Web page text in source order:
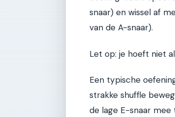
snaar) en wissel af
van de A-snaar).
Let op: je hoeft niet
Een typische
strakke shuffle
de lage E-snaar